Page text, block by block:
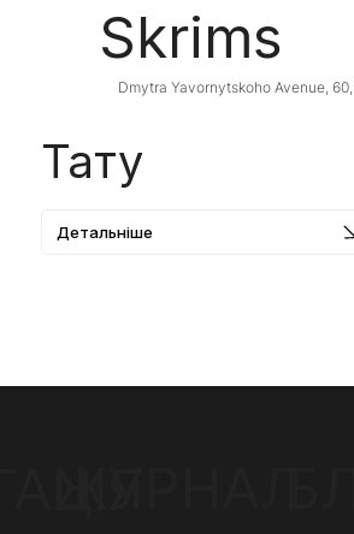
Skrims
Dmytra Yavornytskoho Avenue, 60,
Тату
Детальніше